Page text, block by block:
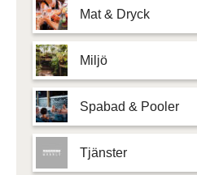
Mat & Dryck
Miljö
Spabad & Pooler
Tjänster